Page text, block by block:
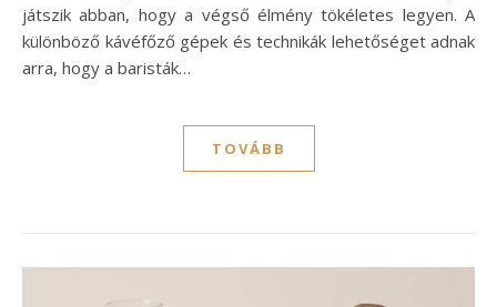
játszik abban, hogy a végső élmény tökéletes legyen. A
különböző kávéfőző gépek és technikák lehetőséget adnak
arra, hogy a baristák…
TOVÁBB